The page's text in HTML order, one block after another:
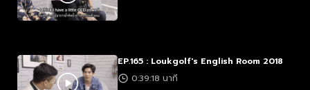
EP.165 : Loukgolf's English Room 2018
0:39:18 นาที